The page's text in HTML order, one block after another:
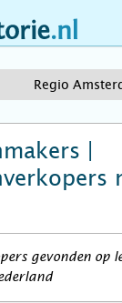
Regio
|
gevonden op